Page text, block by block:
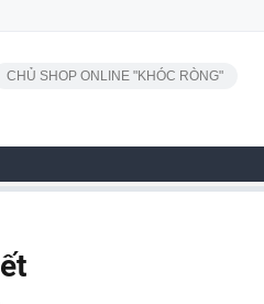
CHỦ SHOP ONLINE "KHÓC RÒNG"